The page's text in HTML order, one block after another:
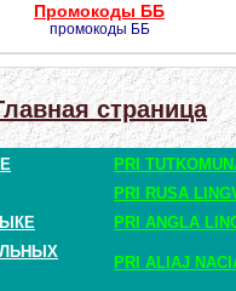
Промокоды ББ
промокоды ББ
страница
PRI
PRI RUSA
PRI ANGLA
PRI ALIAJ